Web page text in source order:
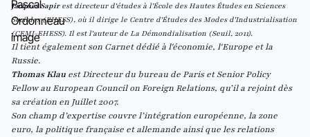
Jacques Sapirest directeur d'études à l'École des Hautes Études en Sciences
Sociales (EHESS), où il dirige le Centre d'Études des Modes d'Industrialisation
(CEMI-EHESS). Il est l'auteur de La Démondialisation (Seuil, 2011).
Il tient également son Carnet dédié à l'économie, l'Europe et la
Russie.
Thomas Klau est Directeur du bureau de Paris et Senior Policy
Fellow au European Council on Foreign Relations, qu’il a rejoint dès
sa création en Juillet 2007.
Son champ d’expertise couvre l’intégration européenne, la zone
euro, la politique française et allemande ainsi que les relations